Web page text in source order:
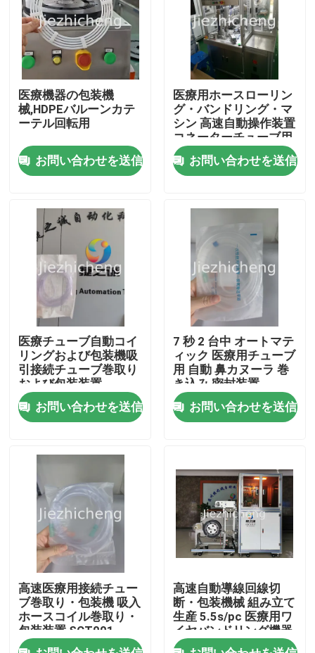
家へ
製品
ビデオ
わたしたち に つい て
工場 ツアー
連絡 ください
引金 を 求め て ください
医療機器の包装機械
機械を作る医療機器
医療機器の包装機
械,HDPEバルーンカテ
ーテル回転用
お問い合わせを送信
医療用ホースローリン
グ・バンドリング・マ
シン 高速自動操作装置
コネーターチューブ用
のローリング・バンド
リング機器 LJG001
お問い合わせを送信
医療チューブ自動コイ
リングおよび包装機吸
引接続チューブ巻取り
および包装装置
XYG001
お問い合わせを送信
7 秒 2 台中 オートマテ
ィック 医療用チューブ
用 自動 鼻カヌーラ 巻
き込み 密封装置
BYG002
お問い合わせを送信
高速医療用接続チュー
ブ巻取り・包装機 吸入
ホースコイル巻取り・
包装装置 SCT001
高速自動導線回線切
断・包装機械 組み立て
生産 5.5s/pc 医療用ワ
イヤバンドリング機器
RGJ001